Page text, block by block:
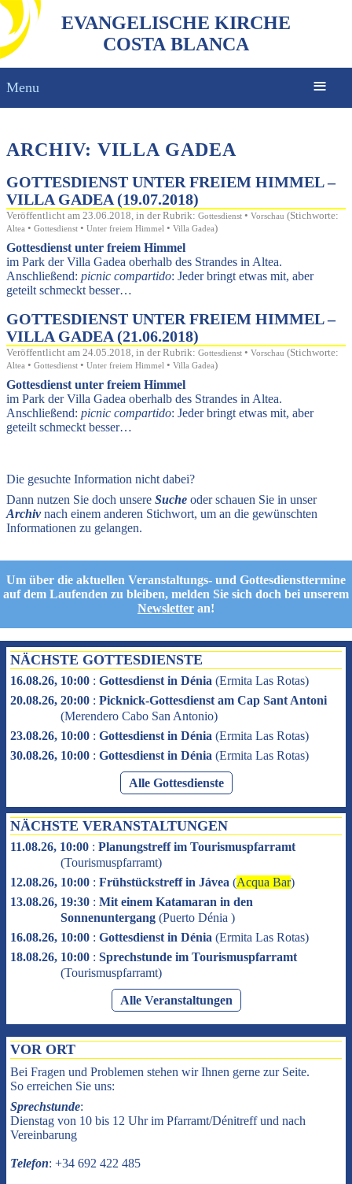
EVANGELISCHE KIRCHE
COSTA BLANCA
Menu
ARCHIV: VILLA GADEA
GOTTESDIENST UNTER FREIEM HIMMEL –
VILLA GADEA (19.07.2018)
Veröffentlicht am 23.06.2018, in der Rubrik: Gottesdienst • Vorschau (Stichworte:
Altea • Gottesdienst • Unter freiem Himmel • Villa Gadea)
Gottesdienst unter freiem Himmel
im Park der Villa Gadea oberhalb des Strandes in Altea.
Anschließend: picnic compartido: Jeder bringt etwas mit, aber
geteilt schmeckt besser…
GOTTESDIENST UNTER FREIEM HIMMEL –
VILLA GADEA (21.06.2018)
Veröffentlicht am 24.05.2018, in der Rubrik: Gottesdienst • Vorschau (Stichworte:
Altea • Gottesdienst • Unter freiem Himmel • Villa Gadea)
Gottesdienst unter freiem Himmel
im Park der Villa Gadea oberhalb des Strandes in Altea.
Anschließend: picnic compartido: Jeder bringt etwas mit, aber
geteilt schmeckt besser…
Die gesuchte Information nicht dabei?
Dann nutzen Sie doch unsere Suche oder schauen Sie in unser
Archivnach einem anderen Stichwort, um an die gewünschten
Informationen zu gelangen.
Um über die aktuellen Veranstaltungs- und Gottesdiensttermine
auf dem Laufenden zu bleiben, melden Sie sich doch bei unserem
Newsletter an!
NÄCHSTE GOTTESDIENSTE
16.08.26, 10:00 : Gottesdienst in Dénia (Ermita Las Rotas)
20.08.26, 20:00 : Picknick-Gottesdienst am Cap Sant Antoni
(Merendero Cabo San Antonio)
23.08.26, 10:00 : Gottesdienst in Dénia (Ermita Las Rotas)
30.08.26, 10:00 : Gottesdienst in Dénia (Ermita Las Rotas)
Alle Gottesdienste
NÄCHSTE VERANSTALTUNGEN
11.08.26, 10:00 : Planungstreff im Tourismuspfarramt
(Tourismuspfarramt)
12.08.26, 10:00 : Frühstückstreff in Jávea (Acqua Bar)
13.08.26, 19:30 : Mit einem Katamaran in den
Sonnenuntergang (Puerto Dénia )
16.08.26, 10:00 : Gottesdienst in Dénia (Ermita Las Rotas)
18.08.26, 10:00 : Sprechstunde im Tourismuspfarramt
(Tourismuspfarramt)
Alle Veranstaltungen
VOR ORT
Bei Fragen und Problemen stehen wir Ihnen gerne zur Seite.
So erreichen Sie uns:
Sprechstunde:
Dienstag von 10 bis 12 Uhr im Pfarramt/Dénitreff und nach
Vereinbarung
Telefon: +34 692 422 485